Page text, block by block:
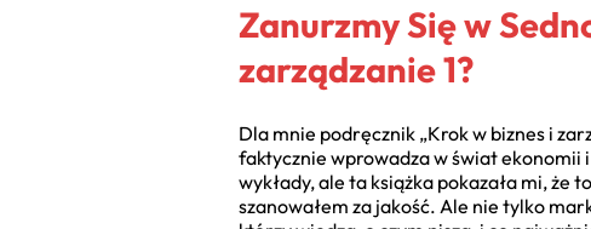
Zanurzmy Się w
zarządzanie 1?
Dla mnie podręcznik „Krok w biznes i
faktycznie wprowadza w świat ekonomii
wykłady, ale ta książka pokazała mi, że
szanowałem za jakość. Ale nie tylko